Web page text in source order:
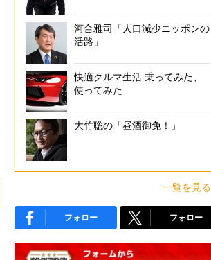
河合雅司「人口減少ニッポンの
活路」
快適クルマ生活 乗ってみた、
使ってみた
大竹聡の「昼酒御免！」
一覧を見る
フォロー フォロー